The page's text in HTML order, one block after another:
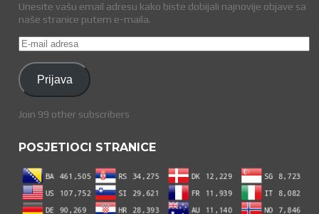
Unesite vašu email adresu kako biste dobijali najnovije objave sa
naše stranice putem e-maila.
E-
mail
adresa
Prijava
Join 99 other subscribers
POSJETIOCI STRANICE